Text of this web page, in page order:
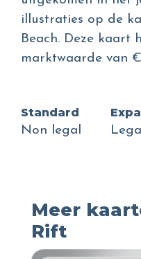
illustraties op de
Beach. Deze kaart
marktwaarde van €
Standard
Non legal
Legal
Meer
Rift